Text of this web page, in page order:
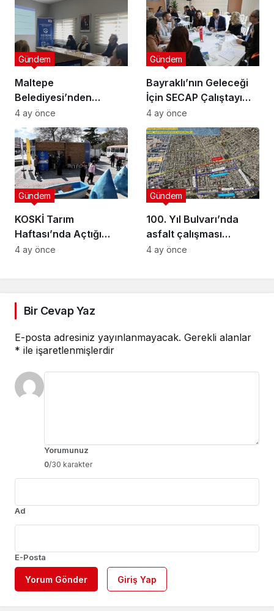
Maltepe
Belediyesi’nden
Muhtarlara Toplumsal
Cinsiyet Eşitliği
Semineri
Gündem
4 ay önce
Bayraklı’nın Geleceği
İçin SECAP Çalıştayı
Düzenlendi
Gündem
4 ay önce
KOSKİ Tarım
Haftası’nda Açtığı
Stantta Su Tasarrufu
Gündem
4 ay önce
100. Yıl Bulvarı’nda
asfalt çalışması
gerçekleştirilecek
Gündem
4 ay önce
Bir Cevap Yaz
E-posta adresiniz yayınlanmayacak. Gerekli alanlar
* ile işaretlenmişlerdir
Yorumunuz
0/30 karakter
Ad
E-Posta
Yorum Gönder Giriş Yap